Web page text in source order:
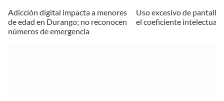
Adicción digital impacta a menores
de edad en Durango; no reconocen
números de emergencia
Uso excesivo de
el coeficiente intelectual